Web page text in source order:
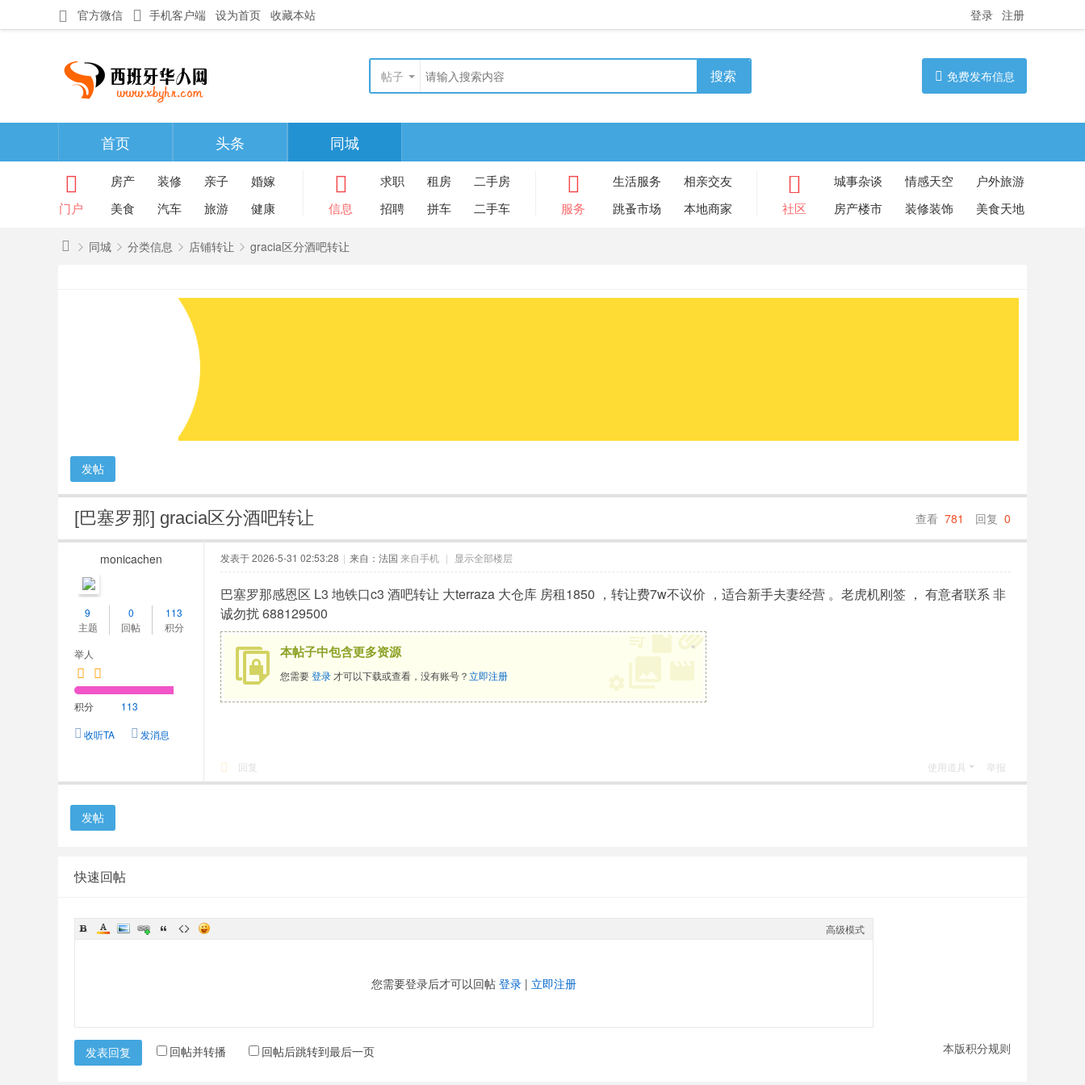
官方微信 手机客户端 设为首页 收藏本站 登录 注册
帖子 搜索 免费发布信息
首页 头条 同城
门户
房产 装修 亲子
婚嫁
美食
汽车 旅游 健康 信息
求职 租房
二手房
招聘
拼车 二手车 服务
生活服务
相亲交友
跳蚤市场
本地商家 社区
城事杂谈 情感天空
户外旅游
房产楼市
装修装饰 美食天地
同城 分类信息 店铺转让 gracia区分酒吧转让
发帖
查看 781 回复 0
[巴塞罗那] gracia区分酒吧转让
monicachen
9
主题
0
回帖
113
积分
举人
积分 113
收听TA 发消息
发表于 2026-5-31 02:53:28 | 来自：法国 来自手机 | 显示全部楼层
巴塞罗那感恩区 L3 地铁口c3 酒吧转让 大terraza 大仓库 房租1850 ，转让费7w不议价 ，适合新手夫妻经营 。老虎机刚签 ， 有意者联系 非
诚勿扰 688129500
本帖子中包含更多资源
您需要登录 才可以下载或查看，没有账号？立即注册
×
回复 使用道具 举报
发帖
快速回帖
高级模式
您需要登录后才可以回帖 登录 | 立即注册
本版积分规则
发表回复 回帖并转播 回帖后跳转到最后一页